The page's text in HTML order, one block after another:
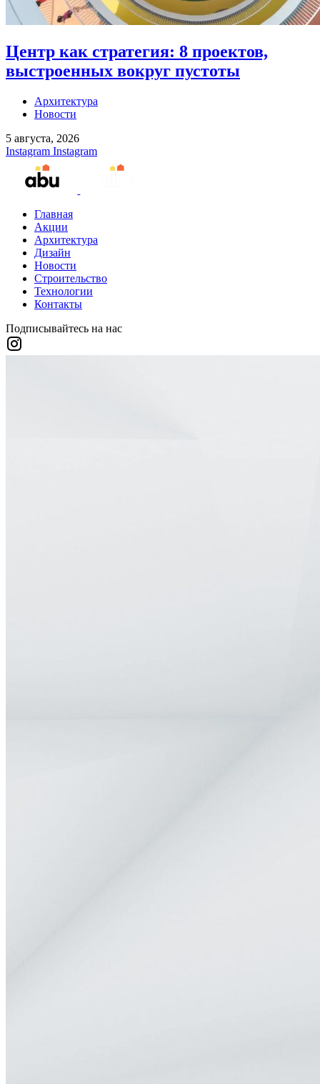
Центр как стратегия: 8 проектов,
выстроенных вокруг пустоты
Архитектура
Новости
5 августа, 2026
Instagram Instagram
Главная
Акции
Архитектура
Дизайн
Новости
Строительство
Технологии
Контакты
Подписывайтесь на нас